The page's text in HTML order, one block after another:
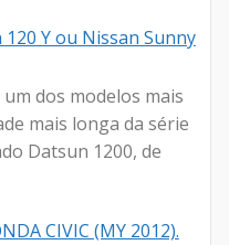
120 Y ou Nissan Sunny
dos modelos mais
mais longa da série
Datsun 1200, de
CIVIC (MY 2012).